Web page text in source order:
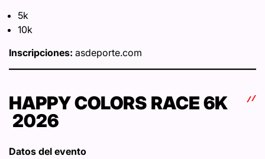
5k
10k
Inscripciones: asdeporte.com
HAPPY COLORS RACE 6K
2026
Datos del evento